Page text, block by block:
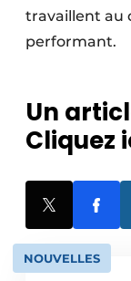
travaillent au
performant.
Un
Cliquez
NOUVELLES